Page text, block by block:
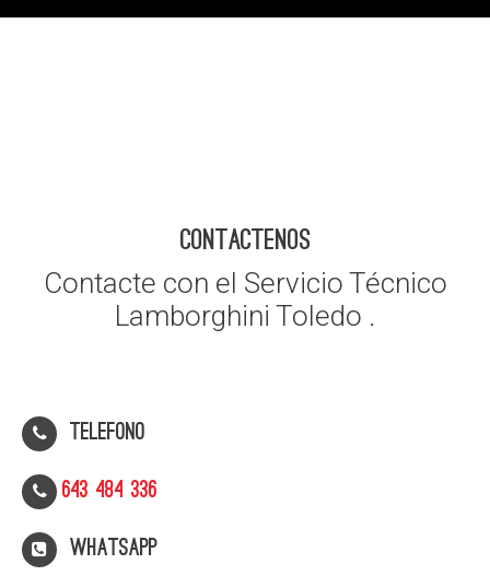
CONTACTENOS
Contacte con el Servicio Técnico
Lamborghini Toledo .
Telefono
643 484 336
WhatsApp